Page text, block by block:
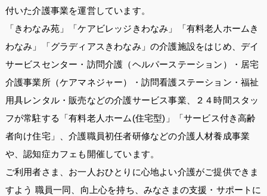
付いた介護事業を運営しています。
「きわなみ苑」「ケアビレッジきわなみ」「有料老人ホームき
わなみ」「グラディアスきわなみ」の介護施設をはじめ、デイ
サービスセンター・訪問介護（ヘルパーステーション）・居宅
介護事業所（ケアマネジャー）・訪問看護ステーション・福祉
用具レンタル・販売などの介護サービス事業、２４時間スタッ
フが常駐する「有料老人ホーム(住宅型)」「サービス付き高齢
者向け住宅」、介護職員初任者研修などの介護人材養成事業
や、認知症カフェも開催しています。
ご利用者さま、お一人おひとりに心地よい介護がご提供できま
すよう 職員一同、向上心を持ち、みなさまの支援・サポートに